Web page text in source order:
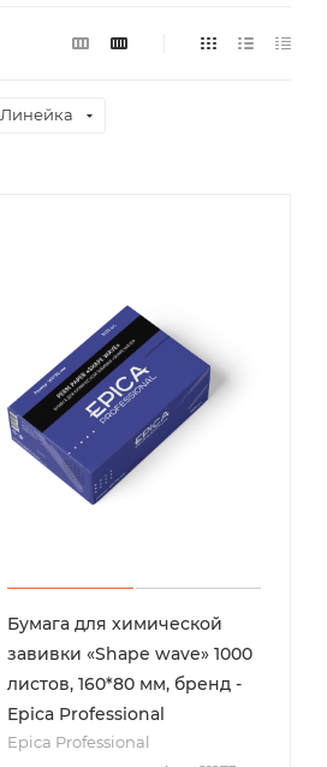
Линейка
Бумага для химической
завивки «Shape wave» 1000
листов, 160*80 мм, бренд -
Epica Professional
Epica Professional